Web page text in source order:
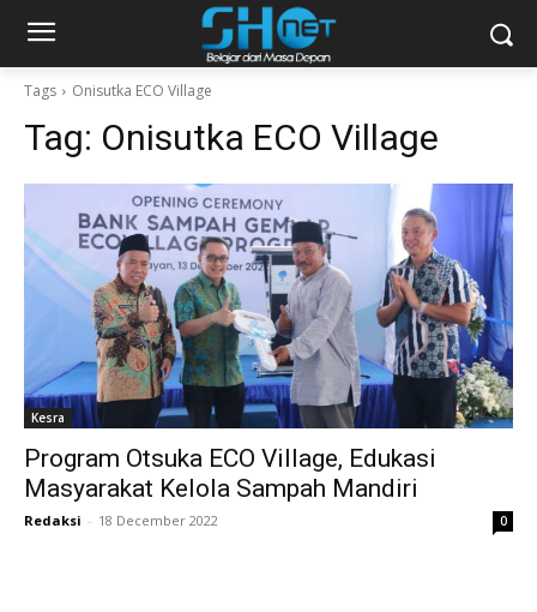
Tags Onisutka ECO Village
Tag: Onisutka ECO Village
Kesra
Program Otsuka ECO Village, Edukasi
Masyarakat Kelola Sampah Mandiri
Redaksi - 18 December 2022 0